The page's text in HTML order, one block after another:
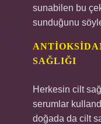
sunabilen bu
sunduğunu
SAĞLIĞI
Herkesin cilt
serumlar
doğada da cilt